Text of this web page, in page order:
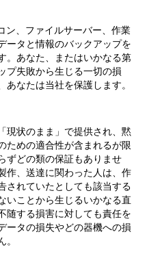
ン、ファイルサーバー、作業
ータと情報のバックアップを
。あなた、またはいかなる第
プ失敗から生じる一切の損
なたは当社を保護します。
現状のまま」で提供され、黙
ための適合性が含まれるが限
ずどの類の保証もありませ
作、送達に関わった人は、作
されていたとしても該当する
いことから生じるいかなる直
随する損害に対しても責任を
ータの損失やどの器機への損